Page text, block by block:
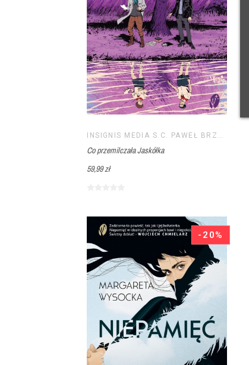
INSIGNIS MEDIA S.C. PAWEŁ BRZOZOWSKI TOMASZ BRZOZOWSKI
Co przemilczała Jaskółka
59,99 zł
-20%